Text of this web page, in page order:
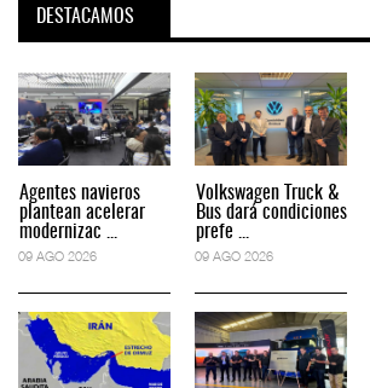
DESTACAMOS
Agentes navieros
plantean acelerar
modernizac ...
09 AGO 2026
Volkswagen Truck &
Bus dará condiciones
prefe ...
09 AGO 2026